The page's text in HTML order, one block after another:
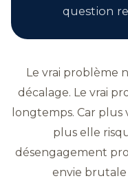
question
Le vrai problème
décalage. Le vrai
longtemps. Car
plus elle
désengagement
envie